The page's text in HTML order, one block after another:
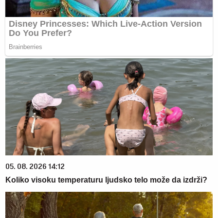
05. 08. 2026 14:12
Koliko visoku temperaturu ljudsko telo može da izdrži?